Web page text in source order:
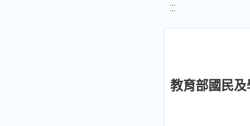
:::
教育部國民